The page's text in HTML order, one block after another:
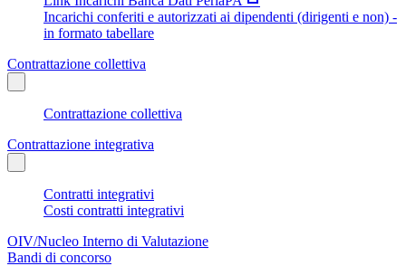
Incarichi conferiti e autorizzati ai dipendenti (dirigenti e non) -
in formato tabellare
Contrattazione collettiva
Contrattazione collettiva
Contrattazione integrativa
Contratti integrativi
Costi contratti integrativi
OIV/Nucleo Interno di Valutazione
Bandi di concorso